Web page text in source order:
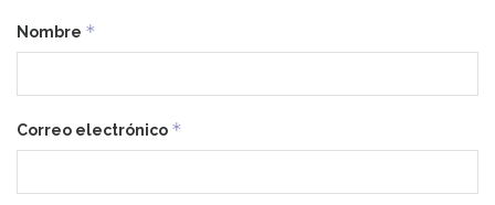
Nombre *
Correo electrónico *